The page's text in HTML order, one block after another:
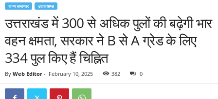
राज्य समाचार उत्तराखण्ड
उत्तराखंड में 300 से अधिक पुलों की बढ़ेगी भार
वहन क्षमता, सरकार ने B से A ग्रेड के लिए
334 पुल किए हैं चिह्नित
By Web Editor - February 10, 2025 382 0